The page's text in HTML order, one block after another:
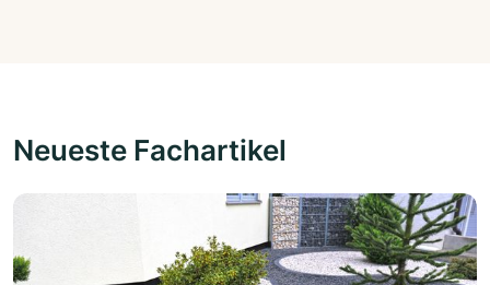
Neueste Fachartikel